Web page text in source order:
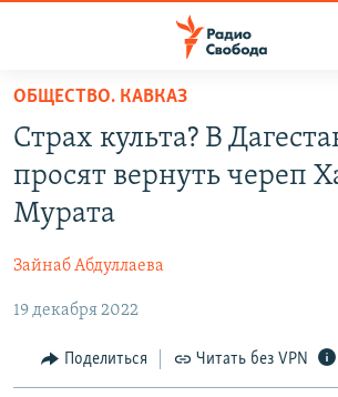
упрощенного
доступа
основному
Вернутся
навигации
Вернутся
ПОДКАСТЫ
АВТОРСКИЕ ПРОЕКТЫ
МНЕНИЯ
КУЛЬТУРА
IDEL.РЕАЛИИ
ОБЩЕСТВО. КАВКАЗ
Страх культа? В
просят вернуть череп
Мурата
Зайнаб Абдуллаева
19 декабря 2022
Поделиться Читать без VPN